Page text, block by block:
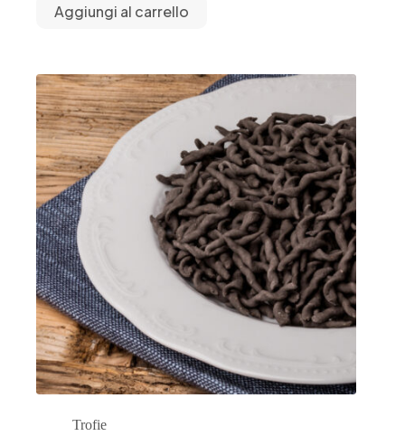
Aggiungi al carrello
Trofie